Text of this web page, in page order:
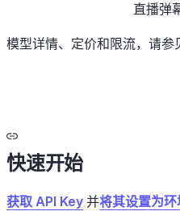
直播弹
模型详情、定价和限流，请参
快速开始
获取 API Key 并将其设置为